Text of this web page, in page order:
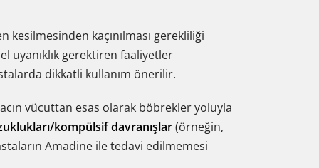
kaçınılması gerekliliği
uyanıklık gerektiren faaliyetler
dikkatli kullanım önerilir.
vücuttan esas olarak böbrekler yoluyla
kompülsif davranışlar(örneğin,
Amadine ile tedavi edilmemesi